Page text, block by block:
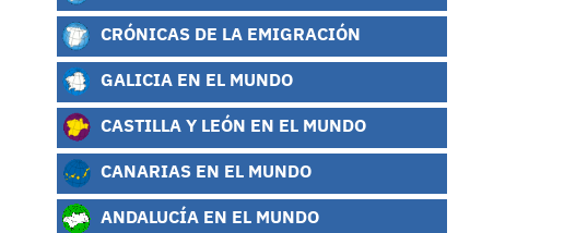
CRÓNICAS DE LA EMIGRACIÓN
GALICIA EN EL MUNDO
CASTILLA Y LEÓN EN EL MUNDO
CANARIAS EN EL MUNDO
ANDALUCÍA EN EL MUNDO